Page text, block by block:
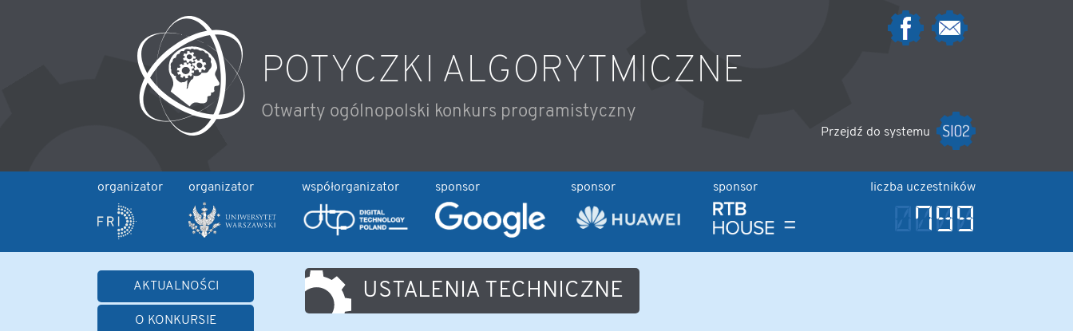
POTYCZKI ALGORYTMICZNE
Otwarty ogólnopolski konkurs programistyczny
Przejdź do systemu
organizator organizator współorganizator sponsor sponsor sponsor liczba uczestników
799
AKTUALNOŚCI
O KONKURSIE
USTALENIA TECHNICZNE